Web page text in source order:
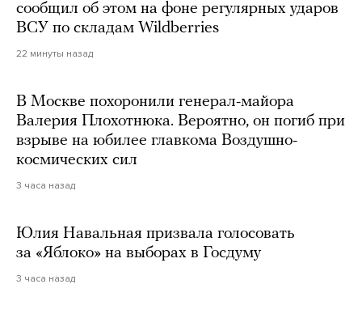
сообщил об этом на фоне регулярных ударов
ВСУ по складам Wildberries
22 минуты назад
В Москве похоронили генерал-майора
Валерия Плохотнюка. Вероятно, он погиб при
взрыве на юбилее главкома Воздушно-
космических сил
3 часа назад
Юлия Навальная призвала голосовать
за «Яблоко» на выборах в Госдуму
3 часа назад